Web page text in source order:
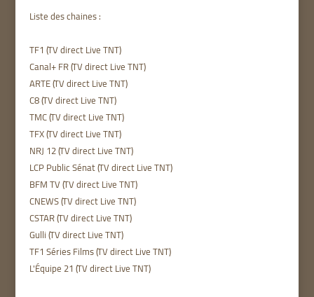
Liste des chaines :
TF1 (TV direct Live TNT)
Canal+ FR (TV direct Live TNT)
ARTE (TV direct Live TNT)
C8 (TV direct Live TNT)
TMC (TV direct Live TNT)
TFX (TV direct Live TNT)
NRJ 12 (TV direct Live TNT)
LCP Public Sénat (TV direct Live TNT)
BFM TV (TV direct Live TNT)
CNEWS (TV direct Live TNT)
CSTAR (TV direct Live TNT)
Gulli (TV direct Live TNT)
TF1 Séries Films (TV direct Live TNT)
L'Équipe 21 (TV direct Live TNT)